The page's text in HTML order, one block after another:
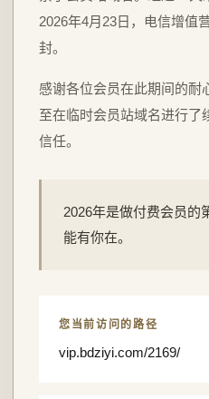
2026年4月23日，电信增值
封。
感谢各位会员在此期间的耐
至在临时会员站域名进行了
信任。
2026年是做付费会员的
能有你在。
您当前访问的路径
vip.bdziyi.com/2169/